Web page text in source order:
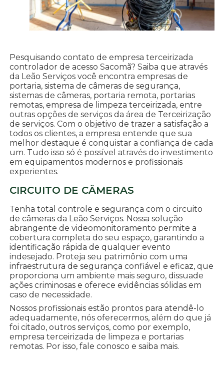
Pesquisando contato de empresa terceirizada
controlador de acesso Sacomã? Saiba que através
da Leão Serviços você encontra empresas de
portaria, sistema de câmeras de segurança,
sistemas de câmeras, portaria remota, portarias
remotas, empresa de limpeza terceirizada, entre
outras opções de serviços da área de Terceirização
de serviços. Com o objetivo de trazer a satisfação a
todos os clientes, a empresa entende que sua
melhor destaque é conquistar a confiança de cada
um. Tudo isso só é possível através do investimento
em equipamentos modernos e profissionais
experientes.
CIRCUITO DE CÂMERAS
Tenha total controle e segurança com o circuito
de câmeras da Leão Serviços. Nossa solução
abrangente de videomonitoramento permite a
cobertura completa do seu espaço, garantindo a
identificação rápida de qualquer evento
indesejado. Proteja seu patrimônio com uma
infraestrutura de segurança confiável e eficaz, que
proporciona um ambiente mais seguro, dissuade
ações criminosas e oferece evidências sólidas em
caso de necessidade.
Nossos profissionais estão prontos para atendê-lo
adequadamente, nós oferecermos, além do que já
foi citado, outros serviços, como por exemplo,
empresa terceirizada de limpeza e portarias
remotas. Por isso, fale conosco e saiba mais.